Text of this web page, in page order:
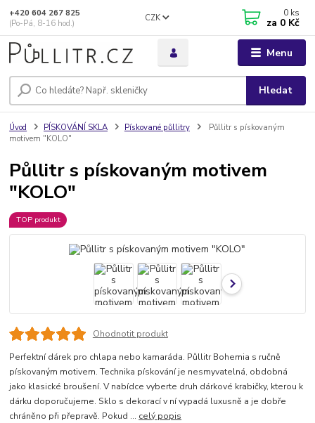
Menu
CZK
Hledat
+420 604 267 825
(Po-Pá, 8-16 hod.)
0 ks
za 0 Kč
Úvod PÍSKOVÁNÍ SKLA Pískované půllitry
Půllitr s pískovaným
motivem "KOLO"
Půllitr s pískovaným motivem
"KOLO"
TOP produkt
Ohodnotit produkt
Perfektní dárek pro chlapa nebo kamaráda. Půllitr Bohemia s ručně
pískovaným motivem. Technika pískování je nesmyvatelná, obdobná
jako klasické broušení. V nabídce vyberte druh dárkové krabičky, kterou k
dárku doporučujeme. Sklo s dekorací v ní vypadá luxusně a je dobře
chráněno při přepravě. Pokud ... celý popis